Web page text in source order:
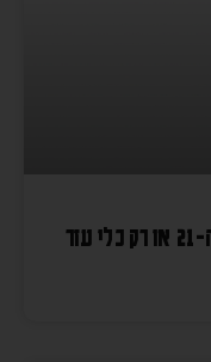
זריקות הרזיה: המהפכה של המאה ה-21 או רק כלי עזר